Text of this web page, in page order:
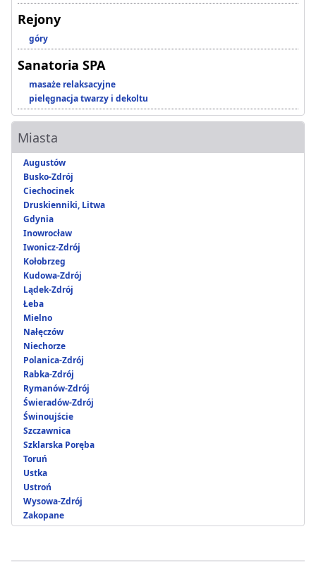
Rejony
góry
Sanatoria SPA
masaże relaksacyjne
pielęgnacja twarzy i dekoltu
Miasta
Augustów
Busko-Zdrój
Ciechocinek
Druskienniki, Litwa
Gdynia
Inowrocław
Iwonicz-Zdrój
Kołobrzeg
Kudowa-Zdrój
Lądek-Zdrój
Łeba
Mielno
Nałęczów
Niechorze
Polanica-Zdrój
Rabka-Zdrój
Rymanów-Zdrój
Świeradów-Zdrój
Świnoujście
Szczawnica
Szklarska Poręba
Toruń
Ustka
Ustroń
Wysowa-Zdrój
Zakopane